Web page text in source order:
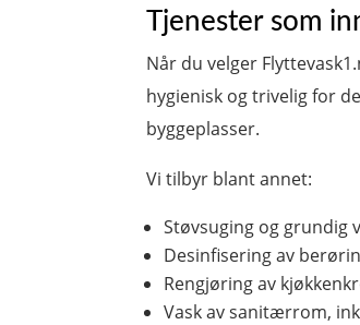
Tjenester som
Når du velger
hygienisk og trivelig for
byggeplasser.
Vi tilbyr blant annet:
Støvsuging og grundig
Desinfisering av
Rengjøring av
Vask av sanitærrom,